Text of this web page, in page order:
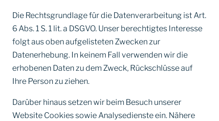
Die Rechtsgrundlage für die Datenverarbeitung ist Art.
6 Abs. 1 S. 1 lit. a DSGVO. Unser berechtigtes Interesse
folgt aus oben aufgelisteten Zwecken zur
Datenerhebung. In keinem Fall verwenden wir die
erhobenen Daten zu dem Zweck, Rückschlüsse auf
Ihre Person zu ziehen.
Darüber hinaus setzen wir beim Besuch unserer
Website Cookies sowie Analysedienste ein. Nähere